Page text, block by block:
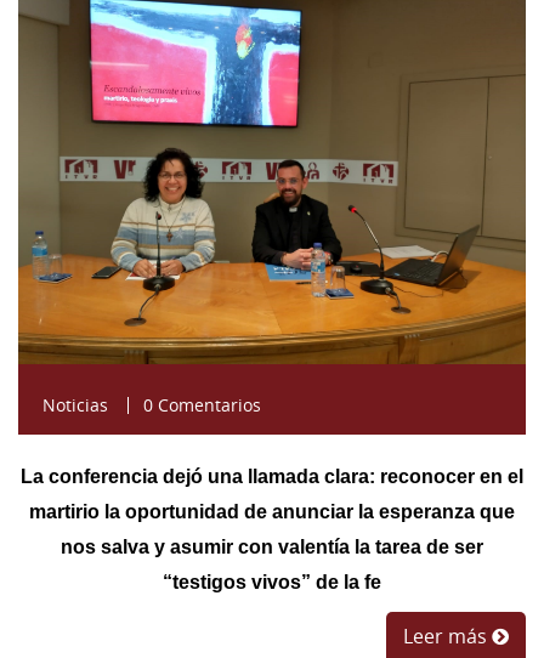
7c8d97dd-0dcf-4ea2-
90da-aeb7f31ec25a.jpg
Noticias 0 Comentarios
La conferencia dejó una llamada clara: reconocer en el
martirio la oportunidad de anunciar la esperanza que
nos salva y asumir con valentía la tarea de ser
“testigos vivos” de la fe
Leer más